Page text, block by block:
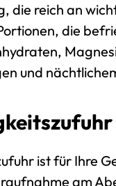
die reich an
die
und
ist für Ihre
am